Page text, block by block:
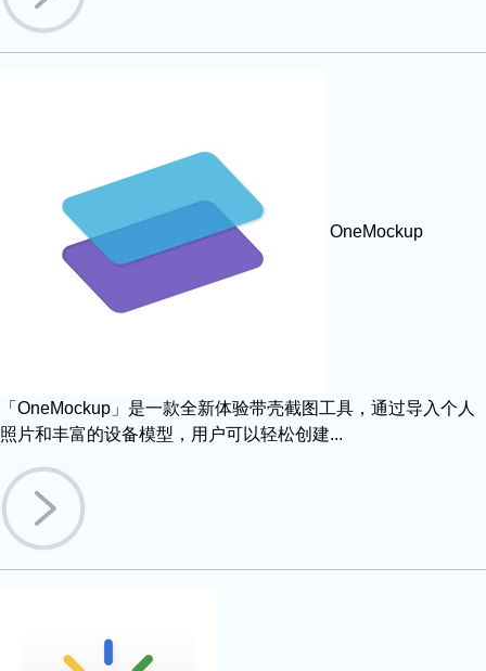
OneMockup
「OneMockup」是一款全新体验带壳截图工具，通过导入个人
照片和丰富的设备模型，用户可以轻松创建...